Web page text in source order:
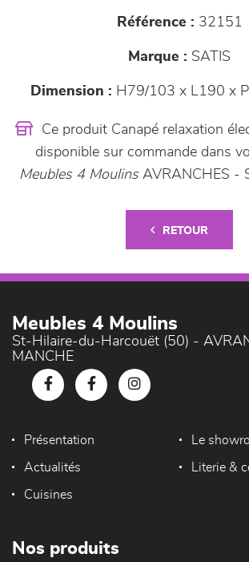
Référence : 32151
Marque : SATIS
Dimension : H79/103 x L190 x
Ce produit Canapé relaxation
disponible sur commande dans
Meubles 4 MoulinsAVRANCHES -
RETOUR
Meubles 4 Moulins
St-Hilaire-du-Harcouët (50) -
MANCHE
Présentation Le
Actualités Literie &
Cuisines
Nos produits